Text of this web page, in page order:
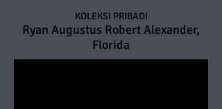
KOLEKSI PRIBADI
Ryan Augustus Robert Alexander,
Florida